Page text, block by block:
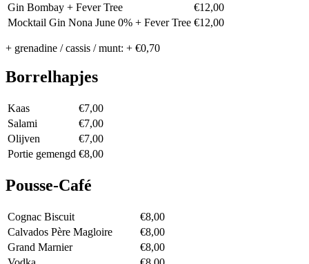
Gin Bombay + Fever Tree
€12,00
Mocktail Gin Nona June 0% + Fever Tree €12,00
+ grenadine / cassis / munt: + €0,70
Borrelhapjes
Kaas
€7,00
Salami
€7,00
Olijven
€7,00
Portie gemengd €8,00
Pousse-Café
Cognac Biscuit
€8,00
Calvados Père Magloire
€8,00
Grand Marnier
€8,00